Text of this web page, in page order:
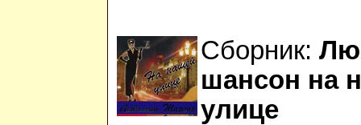
Сборник:
шансон на
улице